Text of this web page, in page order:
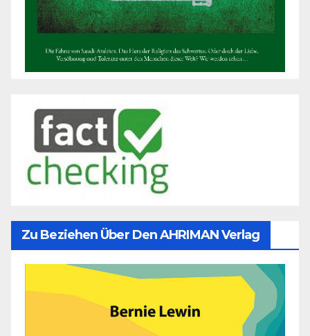
Zu Beziehen Über Den AHRIMAN Verlag